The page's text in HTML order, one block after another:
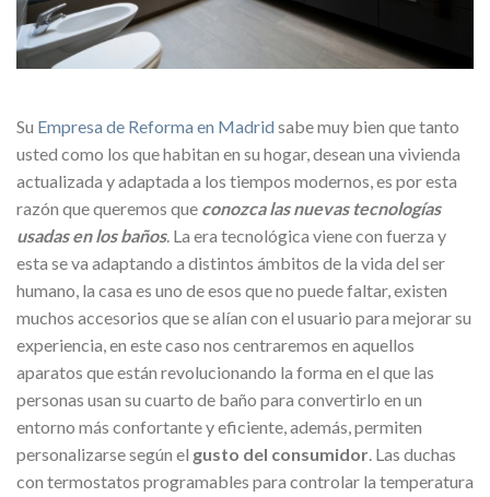
Su Empresa de Reforma en Madrid sabe muy bien que tanto
usted como los que habitan en su hogar, desean una vivienda
actualizada y adaptada a los tiempos modernos, es por esta
razón que queremos que conozca las nuevas tecnologías
usadas en los baños. La era tecnológica viene con fuerza y
esta se va adaptando a distintos ámbitos de la vida del ser
humano, la casa es uno de esos que no puede faltar, existen
muchos accesorios que se alían con el usuario para mejorar su
experiencia, en este caso nos centraremos en aquellos
aparatos que están revolucionando la forma en el que las
personas usan su cuarto de baño para convertirlo en un
entorno más confortante y eficiente, además, permiten
personalizarse según el gusto del consumidor. Las duchas
con termostatos programables para controlar la temperatura